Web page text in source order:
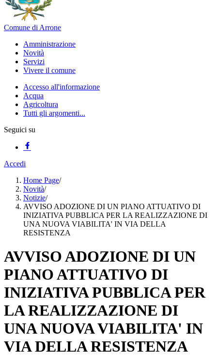
Comune di Arrone
Amministrazione
Novità
Servizi
Vivere il comune
Accesso all'informazione
Acqua
Agricoltura
Tutti gli argomenti...
Seguici su
Accedi
Home Page/
Novità/
Notizie/
AVVISO ADOZIONE DI UN PIANO ATTUATIVO DI
INIZIATIVA PUBBLICA PER LA REALIZZAZIONE DI
UNA NUOVA VIABILITA' IN VIA DELLA
RESISTENZA
AVVISO ADOZIONE DI UN
PIANO ATTUATIVO DI
INIZIATIVA PUBBLICA PER
LA REALIZZAZIONE DI
UNA NUOVA VIABILITA' IN
VIA DELLA RESISTENZA